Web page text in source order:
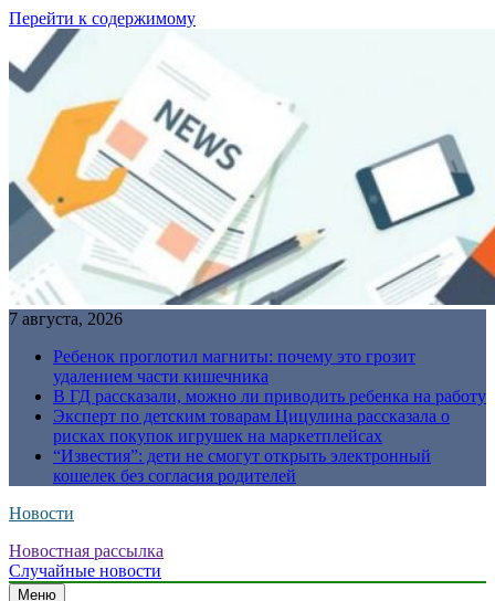
Перейти к содержимому
7 августа, 2026
Ребенок проглотил магниты: почему это грозит
удалением части кишечника
В ГД рассказали, можно ли приводить ребенка на работу
Эксперт по детским товарам Цицулина рассказала о
рисках покупок игрушек на маркетплейсах
“Известия”: дети не смогут открыть электронный
кошелек без согласия родителей
Новости
Новостная рассылка
Случайные новости
Меню